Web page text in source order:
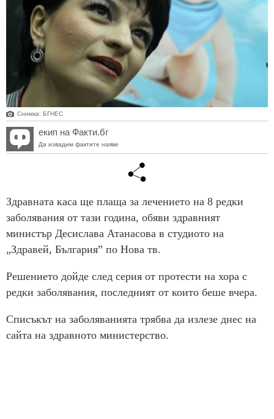
Снимка: БГНЕС
екип на Факти.бг
Да извадим фактите наяве
Здравната каса ще плаща за лечението на 8 редки
заболявания от тази година, обяви здравният
министър Десислава Атанасова в студиото на
„Здравей, България” по Нова тв.
Решението дойде след серия от протести на хора с
редки заболявания, последният от които беше вчера.
Списъкът на заболяванията трябва да излезе днес на
сайта на здравното министерство.